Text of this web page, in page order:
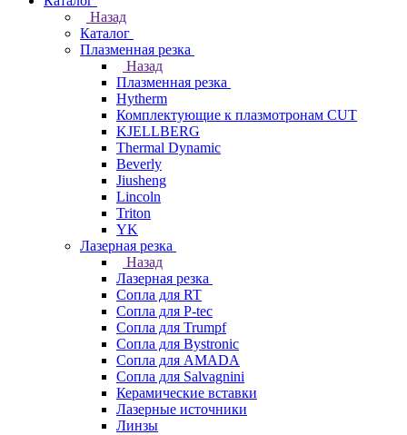
Назад
Каталог
Плазменная резка
Назад
Плазменная резка
Hytherm
Комплектующие к плазмотронам CUT
KJELLBERG
Thermal Dynamic
Beverly
Jiusheng
Lincoln
Triton
YK
Лазерная резка
Назад
Лазерная резка
Сопла для RT
Сопла для P-tec
Сопла для Trumpf
Сопла для Bystronic
Сопла для AMADA
Сопла для Salvagnini
Керамические вставки
Лазерные источники
Линзы